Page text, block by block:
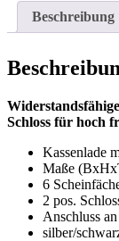
Menge
Beschreibung
Schloss für hoch
Kassenlade
Maße
6
2 pos.
Anschluss
silber/